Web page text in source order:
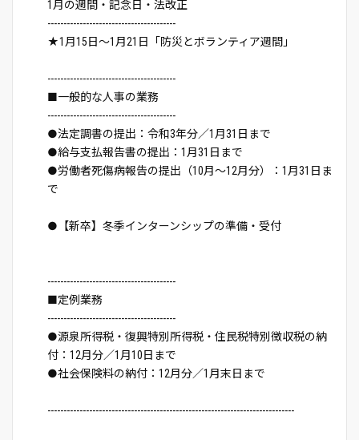
1月の週間・記念日・法改正
----------------------------------------
★1月15日～1月21日「防災とボランティア週間」
----------------------------------------
■一般的な人事の業務
----------------------------------------
●法定調書の提出：令和3年分／1月31日まで
●給与支払報告書の提出：1月31日まで
●労働者死傷病報告の提出（10月～12月分）：1月31日ま
で
●【新卒】冬季インターンシップの準備・受付
----------------------------------------
■定例業務
----------------------------------------
●源泉所得税・復興特別所得税・住民税特別徴収税の納
付：12月分／1月10日まで
●社会保険料の納付：12月分／1月末日まで
-----------------------------------------------------------------------------